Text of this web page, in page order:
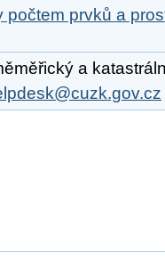
počtem prvků a
a